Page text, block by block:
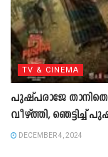
TV & CINEMA
പുഷ്പരാജേ
വീഴ്ത്തി, ഞെട്ടിച്ച്
DECEMBER 4, 2024